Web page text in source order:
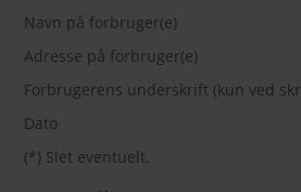
Navn på forbruger(e)
Adresse på forbruger(e)
Forbrugerens underskrift (kun ved
Dato
(*) Slet eventuelt.